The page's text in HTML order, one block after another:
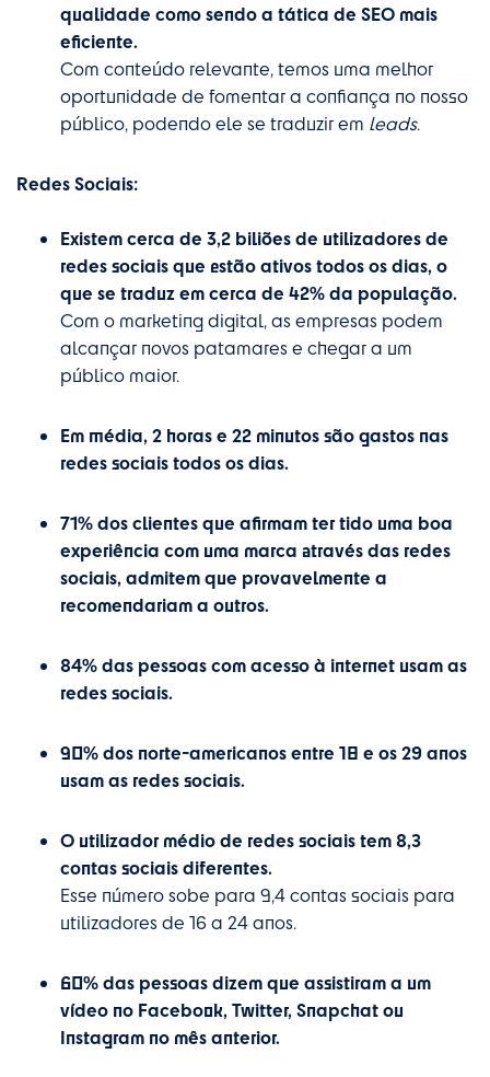
qualidade como sendo a tática de SEO mais
eficiente.
Com conteúdo relevante, temos uma melhor
oportunidade de fomentar a confiança no nosso
público, podendo ele se traduzir em leads.
Redes Sociais:
Existem cerca de 3,2 biliões de utilizadores de
redes sociais que estão ativos todos os dias, o
que se traduz em cerca de 42% da população.
Com o marketing digital, as empresas podem
alcançar novos patamares e chegar a um
público maior.
Em média, 2 horas e 22 minutos são gastos nas
redes sociais todos os dias.
71% dos clientes que afirmam ter tido uma boa
experiência com uma marca através das redes
sociais, admitem que provavelmente a
recomendariam a outros.
84% das pessoas com acesso à internet usam as
redes sociais.
90% dos norte-americanos entre 18 e os 29 anos
usam as redes sociais.
O utilizador médio de redes sociais tem 8,3
contas sociais diferentes.
Esse número sobe para 9,4 contas sociais para
utilizadores de 16 a 24 anos.
60% das pessoas dizem que assistiram a um
vídeo no Facebook, Twitter, Snapchat ou
Instagram no mês anterior.